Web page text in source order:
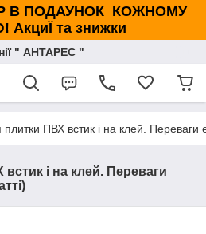
В ПОДАУНОК КОЖНОМУ
та знижки
" АНТАРЕС "
ПВХ встик і на клей. Переваги
і на клей. Переваги